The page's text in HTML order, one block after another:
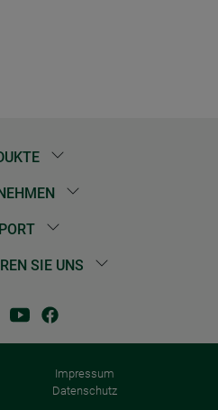
SIE UNS
Impressum
Datenschutz